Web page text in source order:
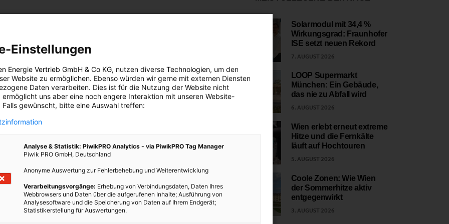
2010 veröffentlicht und ist möglicherweise nicht mehr
Mit diesen Tipps sorgen Sie nicht nur für ein
2010 veröffentlicht
mehr aktuell!
Tipps sorgen Sie nicht nur für ein angenehmes, gesundes
Umweltschutz bei:
TWEET
Solarmodul mit 34,4 %
Wirkungsgrad: Fraunhofer
ISE setzt neuen Rekord
7. AUGUST 2026
LOOP Supermarkt
München: Ein Gebäude,
das nie zu Abfall wird
6. AUGUST 2026
Wien erlebt erneut extreme
Hitze und die Fernkälte
läuft auf Hochtouren
5. AUGUST 2026
Coole Zonen: Wie Wien
der Sommerhitze aktiv
entgegenwirkt
3. AUGUST 2026
Einstellungen
Energie Vertrieb GmbH & Co KG, nutzen diverse Technologien, um den
Website zu ermöglichen. Ebenso würden wir gerne mit externen Diensten
Daten verarbeiten. Dies ist für die Nutzung der Website nicht
ermöglicht uns aber eine noch engere Interaktion mit unseren Website-
Falls gewünscht, bitte eine Auswahl treffen:
Analyse & Statistik: PiwikPRO Analytics - via PiwikPRO Tag Manager
Piwik PRO GmbH, Deutschland
Anonyme Auswertung zur Fehlerbehebung und Weiterentwicklung
Verarbeitungsvorgänge: Erhebung von Verbindungsdaten, Daten Ihres
Webbrowsers und Daten über die aufgerufenen Inhalte; Ausführung von
Analysesoftware und die Speicherung von Daten auf Ihrem Endgerät;
Statistikerstellung für Auswertungen.